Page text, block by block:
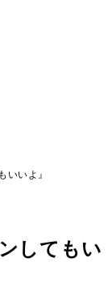
いいよ』
してもい